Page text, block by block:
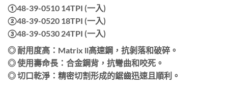
①48-39-0510 14TPI (一入)
②48-39-0520 18TPI (一入)
③48-39-0530 24TPI (一入)
◎ 耐用度高：Matrix ll高速鋼，抗剝落和破碎。
◎ 使用壽命長：合金鋼背，抗彎曲和咬死。
◎ 切口乾淨：精密切割形成的鋸齒迅速且順利。